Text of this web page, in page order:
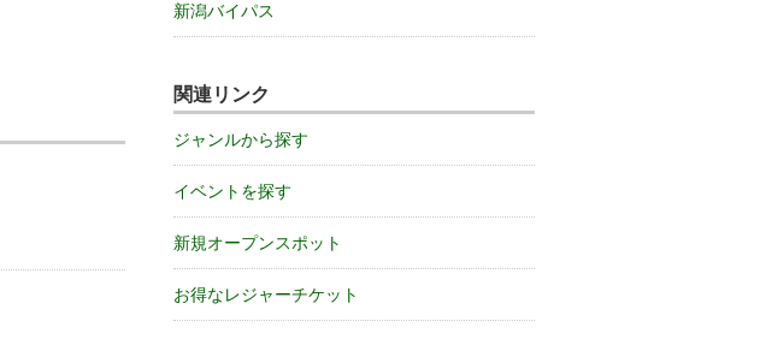
新潟バイパス
関連リンク
ジャンルから探す
イベントを探す
新規オープンスポット
お得なレジャーチケット